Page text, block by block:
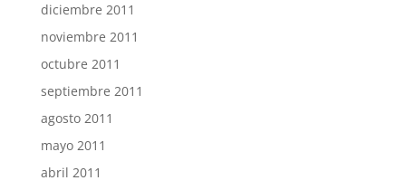
diciembre 2011
noviembre 2011
octubre 2011
septiembre 2011
agosto 2011
mayo 2011
abril 2011